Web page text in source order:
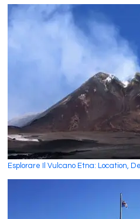
Esplorare Il Vulcano Etna: Location,